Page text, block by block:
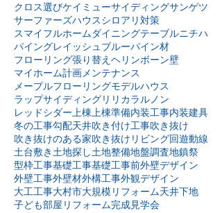
クロス選びケイミューサイディングサンゲツ
サーファーズハウスシロアリ対策
スマイフルホームダイニングテーブルニチハ
パイングレイッシュブルーパイン材
フローリング張り替え ヘリンボーン壁
マイホーム計画 メンテナンス
メープルフローリングモデルハウス
ラップサイディングリリカラ ルノン
レッドシダー 上棟 上棟準備内装工事内装建具
冬の工事勾配天井吹き付け工事吹き抜け
吹き抜けのある家吹き抜けリビング回遊動線
土台敷き 土地探し土地整備地盤調査地鎮祭
型枠工事基礎工事基礎工事前外壁デザイン
外壁工事外壁材外構工事外観デザイン
大工工事大村市大規模リフォーム天井下地
子ども部屋リフォーム完成見学会